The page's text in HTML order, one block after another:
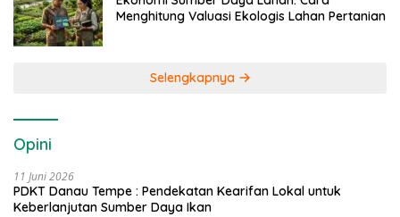
Menghitung Valuasi Ekologis Lahan Pertanian
Selengkapnya
Opini
11 Juni 2026
PDKT Danau Tempe : Pendekatan Kearifan Lokal untuk
Keberlanjutan Sumber Daya Ikan